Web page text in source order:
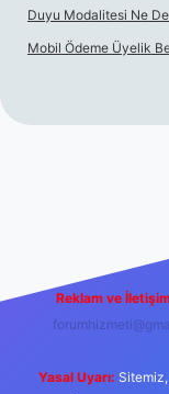
Duyu Modalitesi Ne
Mobil Ödeme Üyelik
Reklam ve
Yasal Uyarı: